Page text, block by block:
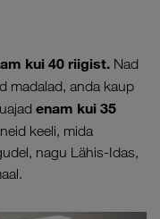
kui 40 riigist. Nad
madalad, anda kaup
enam kui 35
keeli, mida
nagu Lähis-Idas,